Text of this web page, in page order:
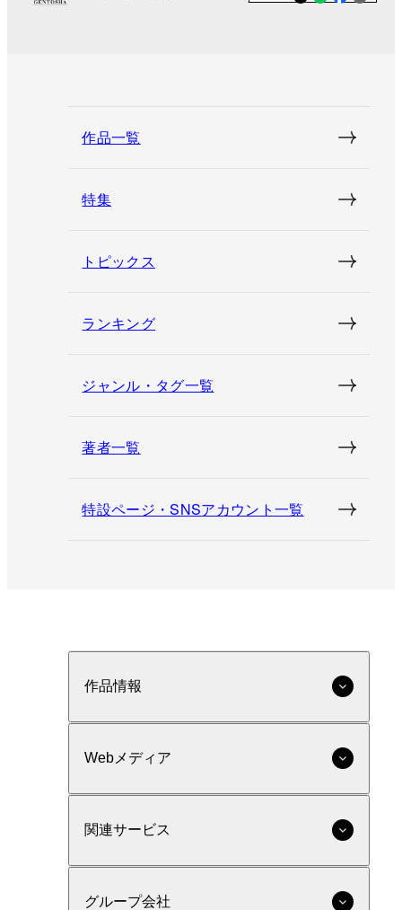
作品一覧
特集
トピックス
ランキング
ジャンル・タグ一覧
著者一覧
特設ページ・SNSアカウント一覧
作品情報
Webメディア
関連サービス
グループ会社